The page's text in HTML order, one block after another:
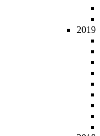
2019